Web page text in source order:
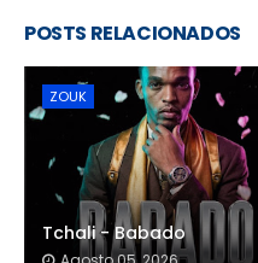
POSTS RELACIONADOS
ZOUK
Tchali - Babado